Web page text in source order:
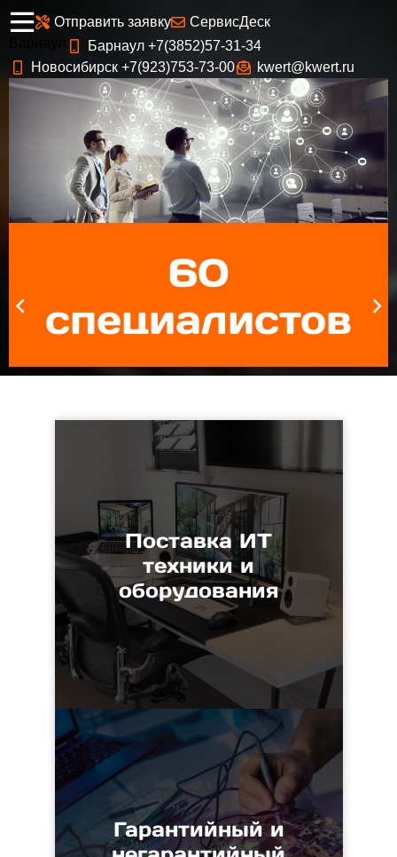
Отправить заявку
СервисДеск
Барнаул +7(3852)57-31-34
Новосибирск +7(923)753-73-00 kwert@kwert.ru
60
специалистов
 
Поставка ИТ
техники и
оборудования
Гарантийный и